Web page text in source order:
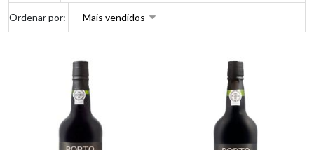
Ordenar por: